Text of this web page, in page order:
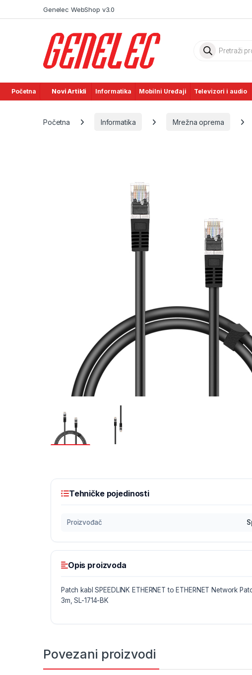
Genelec WebShop v3.0
Products search
Početna Novi Artikli Informatika Mobilni Uređaji Televizori i audio
Početna Informatika Mrežna oprema
Tehničke pojedinosti
Proizvođač
Opis proizvoda
Patch kabl SPEEDLINK ETHERNET to ETHERNET Network
3m, SL-1714-BK
Povezani proizvodi